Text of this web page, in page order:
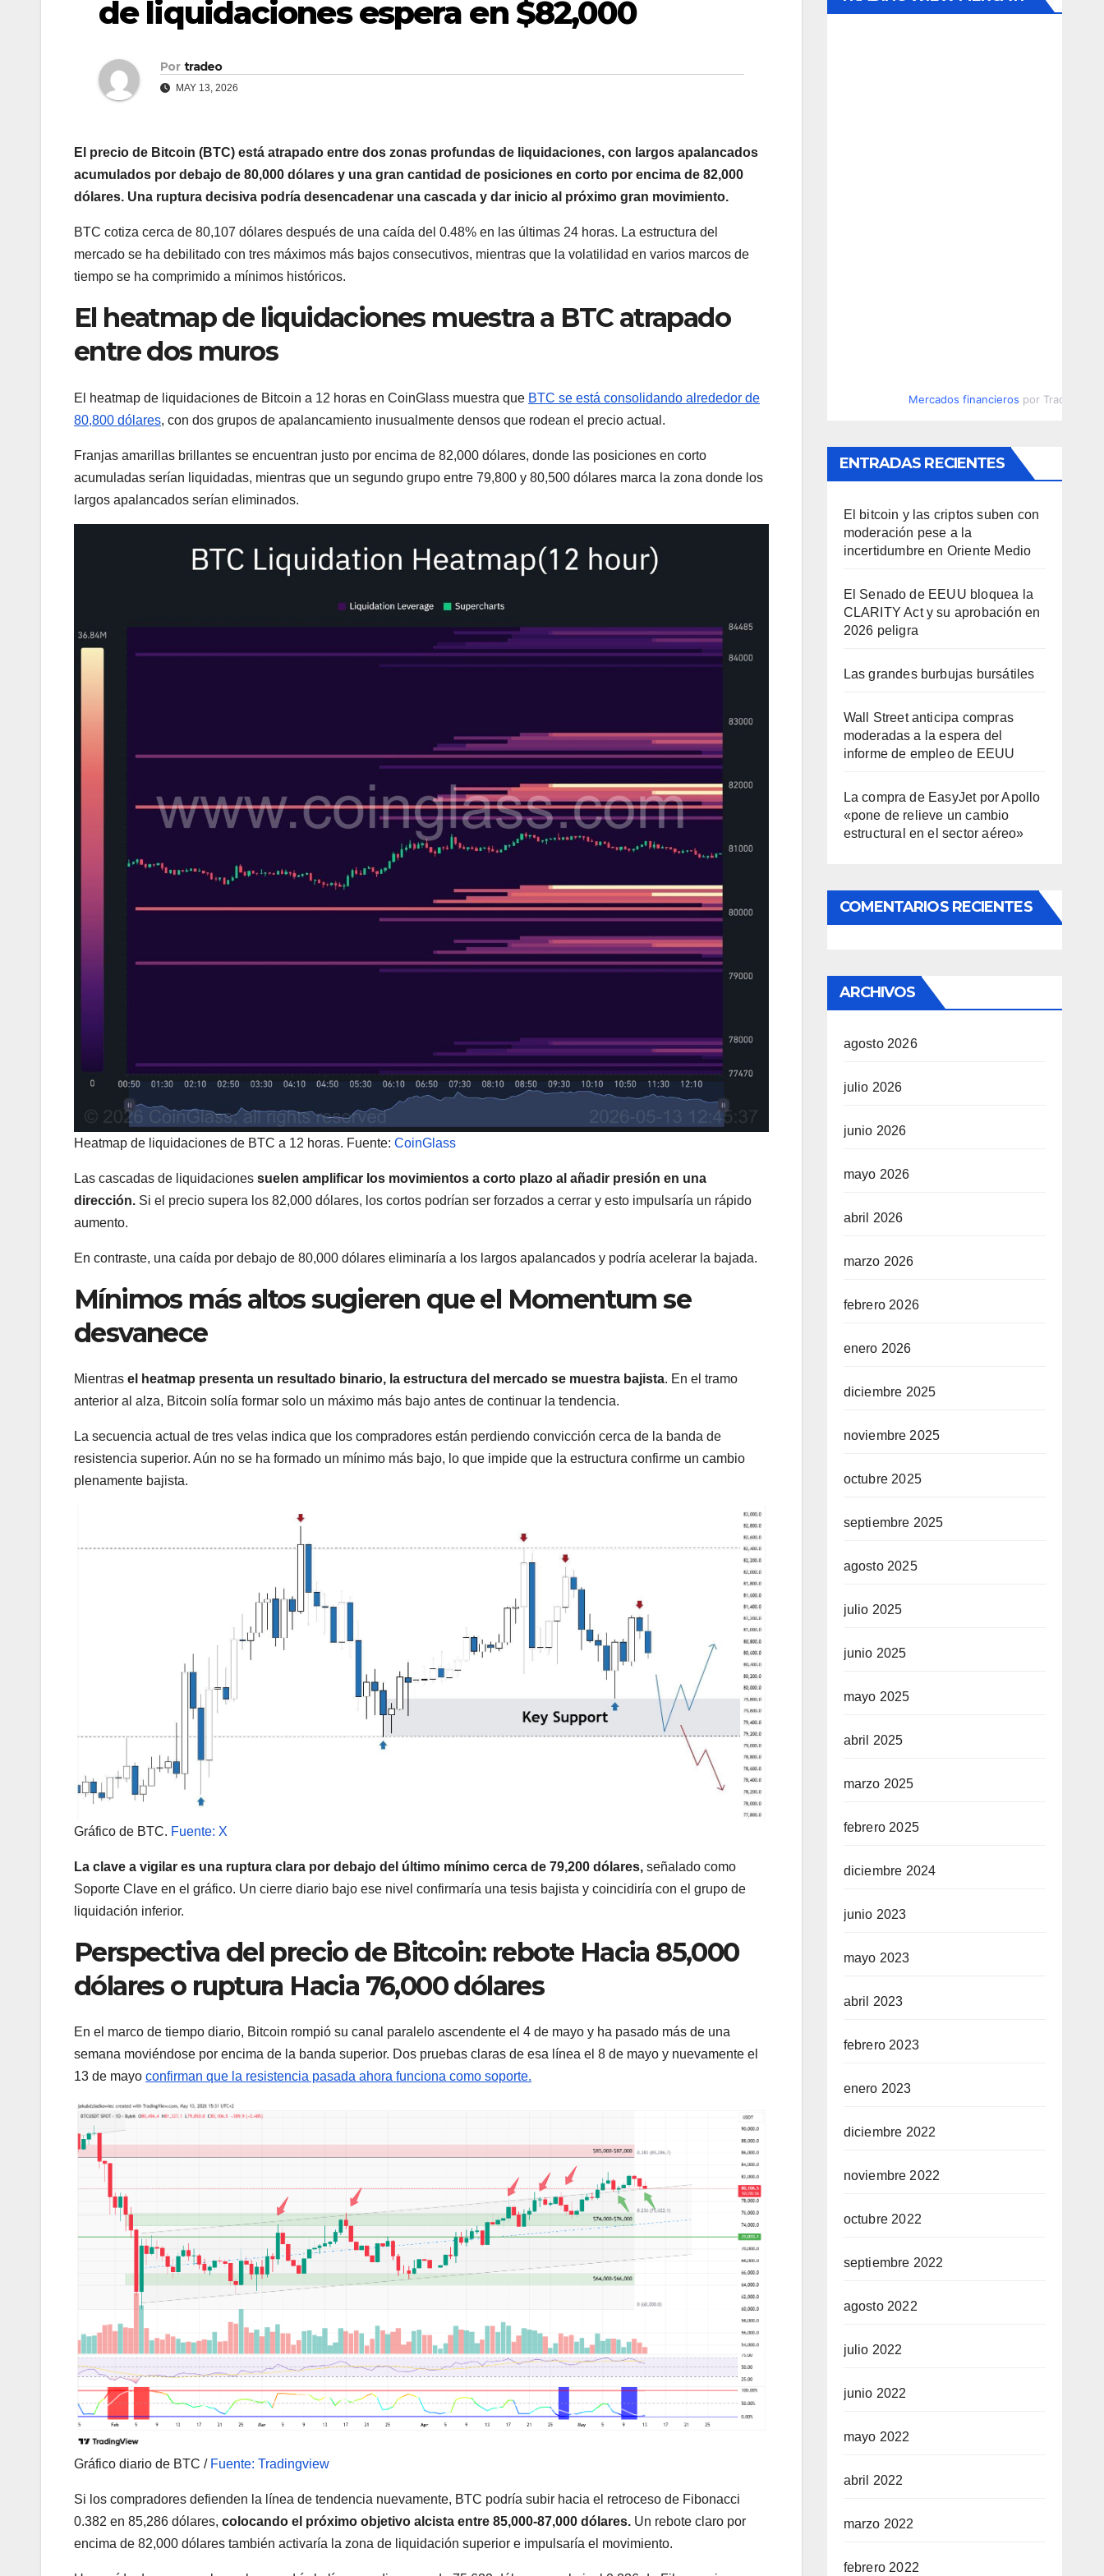
de liquidaciones espera en $82,000
Por tradeo
MAY 13, 2026
El precio de Bitcoin (BTC) está atrapado entre dos zonas profundas de liquidaciones, con largos apalancados
acumulados por debajo de 80,000 dólares y una gran cantidad de posiciones en corto por encima de 82,000
dólares. Una ruptura decisiva podría desencadenar una cascada y dar inicio al próximo gran movimiento.
BTC cotiza cerca de 80,107 dólares después de una caída del 0.48% en las últimas 24 horas. La estructura del
mercado se ha debilitado con tres máximos más bajos consecutivos, mientras que la volatilidad en varios marcos de
tiempo se ha comprimido a mínimos históricos.
El heatmap de liquidaciones muestra a BTC atrapado
entre dos muros
El heatmap de liquidaciones de Bitcoin a 12 horas en CoinGlass muestra que BTC se está consolidando alrededor de
80,800 dólares, con dos grupos de apalancamiento inusualmente densos que rodean el precio actual.
Franjas amarillas brillantes se encuentran justo por encima de 82,000 dólares, donde las posiciones en corto
acumuladas serían liquidadas, mientras que un segundo grupo entre 79,800 y 80,500 dólares marca la zona donde los
largos apalancados serían eliminados.
Heatmap de liquidaciones de BTC a 12 horas. Fuente: CoinGlass
Las cascadas de liquidaciones suelen amplificar los movimientos a corto plazo al añadir presión en una
dirección. Si el precio supera los 82,000 dólares, los cortos podrían ser forzados a cerrar y esto impulsaría un rápido
aumento.
En contraste, una caída por debajo de 80,000 dólares eliminaría a los largos apalancados y podría acelerar la bajada.
Mínimos más altos sugieren que el Momentum se
desvanece
Mientras el heatmap presenta un resultado binario, la estructura del mercado se muestra bajista. En el tramo
anterior al alza, Bitcoin solía formar solo un máximo más bajo antes de continuar la tendencia.
La secuencia actual de tres velas indica que los compradores están perdiendo convicción cerca de la banda de
resistencia superior. Aún no se ha formado un mínimo más bajo, lo que impide que la estructura confirme un cambio
plenamente bajista.
Gráfico de BTC. Fuente: X
La clave a vigilar es una ruptura clara por debajo del último mínimo cerca de 79,200 dólares, señalado como
Soporte Clave en el gráfico. Un cierre diario bajo ese nivel confirmaría una tesis bajista y coincidiría con el grupo de
liquidación inferior.
Perspectiva del precio de Bitcoin: rebote Hacia 85,000
dólares o ruptura Hacia 76,000 dólares
En el marco de tiempo diario, Bitcoin rompió su canal paralelo ascendente el 4 de mayo y ha pasado más de una
semana moviéndose por encima de la banda superior. Dos pruebas claras de esa línea el 8 de mayo y nuevamente el
13 de mayo confirman que la resistencia pasada ahora funciona como soporte.
Gráfico diario de BTC / Fuente: Tradingview
Si los compradores defienden la línea de tendencia nuevamente, BTC podría subir hacia el retroceso de Fibonacci
0.382 en 85,286 dólares, colocando el próximo objetivo alcista entre 85,000-87,000 dólares. Un rebote claro por
encima de 82,000 dólares también activaría la zona de liquidación superior e impulsaría el movimiento.
Mercados financieros por
ENTRADAS RECIENTES
El bitcoin y las criptos suben con
moderación pese a la
incertidumbre en Oriente Medio
El Senado de EEUU bloquea la
CLARITY Act y su aprobación en
2026 peligra
Las grandes burbujas bursátiles
Wall Street anticipa compras
moderadas a la espera del
informe de empleo de EEUU
La compra de EasyJet por Apollo
«pone de relieve un cambio
estructural en el sector aéreo»
COMENTARIOS RECIENTES
ARCHIVOS
agosto 2026
julio 2026
junio 2026
mayo 2026
abril 2026
marzo 2026
febrero 2026
enero 2026
diciembre 2025
noviembre 2025
octubre 2025
septiembre 2025
agosto 2025
julio 2025
junio 2025
mayo 2025
abril 2025
marzo 2025
febrero 2025
diciembre 2024
junio 2023
mayo 2023
abril 2023
febrero 2023
enero 2023
diciembre 2022
noviembre 2022
octubre 2022
septiembre 2022
agosto 2022
julio 2022
junio 2022
mayo 2022
abril 2022
marzo 2022
febrero 2022